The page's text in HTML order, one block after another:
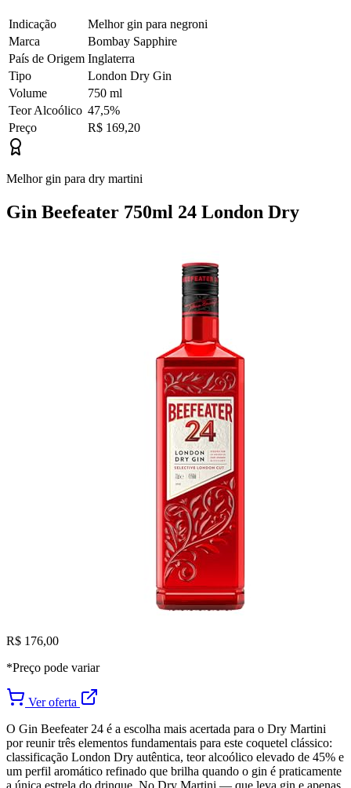
Indicação
Melhor gin para negroni
Marca
Bombay Sapphire
País de Origem Inglaterra
Tipo
London Dry Gin
Volume
750 ml
Teor Alcoólico 47,5%
Preço
R$ 169,20
Melhor gin para dry martini
Gin Beefeater 750ml 24 London Dry
R$ 176,00
*Preço pode variar
Ver oferta
O Gin Beefeater 24 é a escolha mais acertada para o Dry Martini
por reunir três elementos fundamentais para este coquetel clássico:
classificação London Dry autêntica, teor alcoólico elevado de 45% e
um perfil aromático refinado que brilha quando o gin é praticamente
a única estrela do drinque. No Dry Martini — que leva gin e apenas